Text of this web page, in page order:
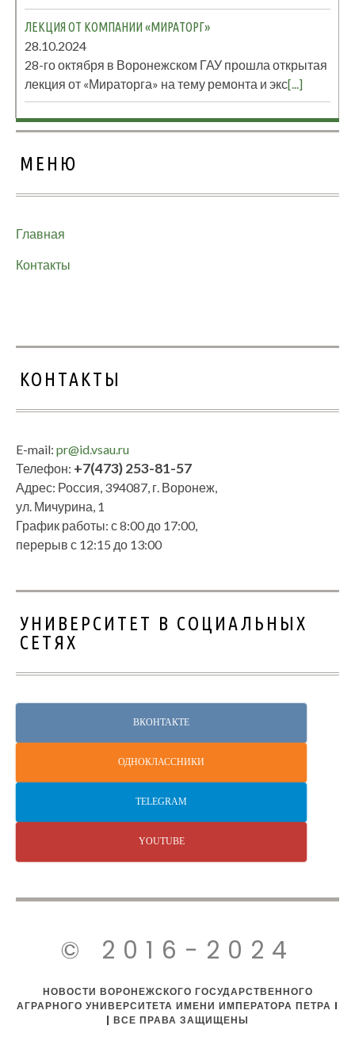
ЛЕКЦИЯ ОТ КОМПАНИИ «МИРАТОРГ»
28.10.2024
28-го октября в Воронежском ГАУ прошла открытая
лекция от «Мираторга» на тему ремонта и экс[...]
МЕНЮ
Главная
Контакты
КОНТАКТЫ
E-mail: pr@id.vsau.ru
Телефон: +7(473) 253-81-57
Адрес: Россия, 394087, г. Воронеж,
ул. Мичурина, 1
График работы: с 8:00 до 17:00,
перерыв с 12:15 до 13:00
УНИВЕРСИТЕТ В СОЦИАЛЬНЫХ
СЕТЯХ
ВКОНТАКТЕ
ОДНОКЛАССНИКИ
TELEGRAM
YOUTUBE
© 2016-2024
НОВОСТИ ВОРОНЕЖСКОГО ГОСУДАРСТВЕННОГО
АГРАРНОГО УНИВЕРСИТЕТА ИМЕНИ ИМПЕРАТОРА ПЕТРА I
| ВСЕ ПРАВА ЗАЩИЩЕНЫ